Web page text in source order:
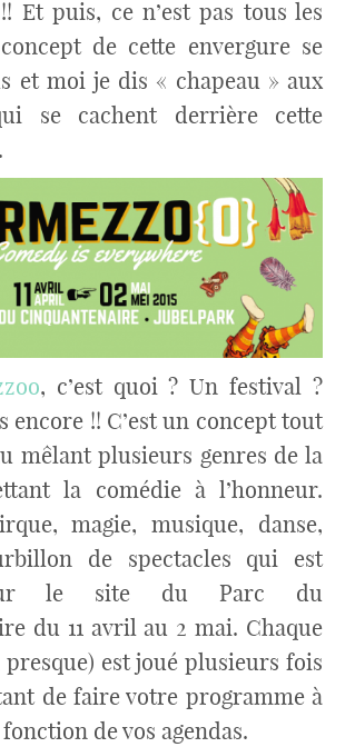
Et puis, ce n’est pas tous les
de cette envergure se
et moi je dis « chapeau » aux
se cachent derrière cette
, c’est quoi ? Un festival ?
encore !! C’est un concept tout
mêlant plusieurs genres de la
la comédie à l’honneur.
magie, musique, danse,
de spectacles qui est
le site du Parc du
du 11 avril au 2 mai. Chaque
presque) est joué plusieurs fois
de faire votre programme à
de vos agendas.